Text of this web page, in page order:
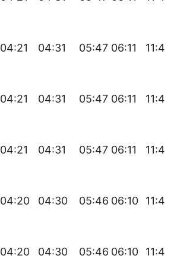
04:21 04:31 05:47 06:11 11:46
04:21 04:31 05:47 06:11 11:46
04:21 04:31 05:47 06:11 11:46
04:20 04:30 05:46 06:10 11:46
04:20 04:30 05:46 06:10 11:46